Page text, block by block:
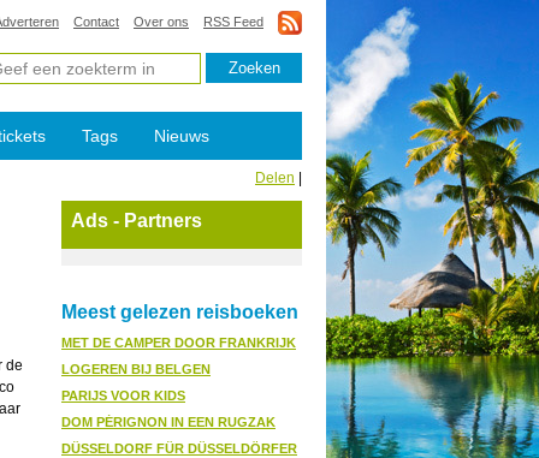
Contact Over ons RSS Feed
Tags Nieuws
Delen
de
Ads - Partners
Meest gelezen reisboeken
MET DE CAMPER DOOR FRANKRIJK
LOGEREN BIJ BELGEN
PARIJS VOOR KIDS
DOM PÉRIGNON IN EEN RUGZAK
DÜSSELDORF FÜR DÜSSELDÖRFER